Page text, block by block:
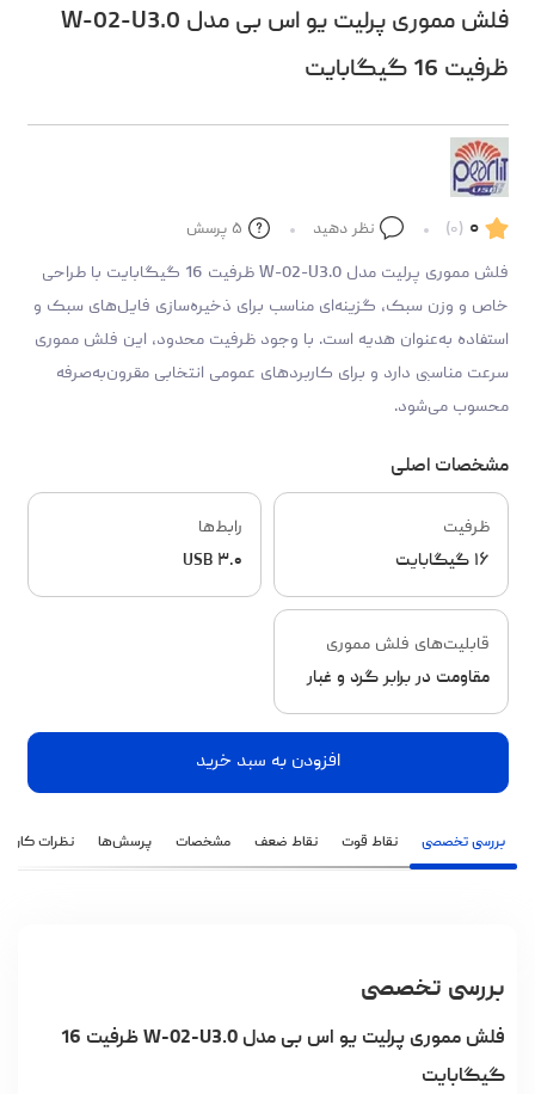
فلش مموری پرلیت یو اس بی مدل W-02-U3.0
ظرفیت 16 گیگابایت
۰ (۰) نظر دهید ۵ پرسش
فلش مموری پرلیت مدل W-02-U3.0 ظرفیت 16 گیگابایت با طراحی
خاص و وزن سبک، گزینه‌ای مناسب برای ذخیره‌سازی فایل‌های سبک و
استفاده به‌عنوان هدیه است. با وجود ظرفیت محدود، این فلش مموری
سرعت مناسبی دارد و برای کاربردهای عمومی انتخابی مقرون‌به‌صرفه
محسوب می‌شود.
مشخصات اصلی
ظرفیت
۱۶ گیگابایت
رابط‌ها
USB ۳.۰
قابلیت‌های فلش مموری
مقاومت در برابر گرد و غبار
افزودن به سبد خرید
بررسی تخصصی نقاط قوت نقاط ضعف مشخصات پرسش‌ها نظرات
بررسی تخصصی
فلش مموری پرلیت یو اس بی مدل W-02-U3.0 ظرفیت 16
گیگابایت